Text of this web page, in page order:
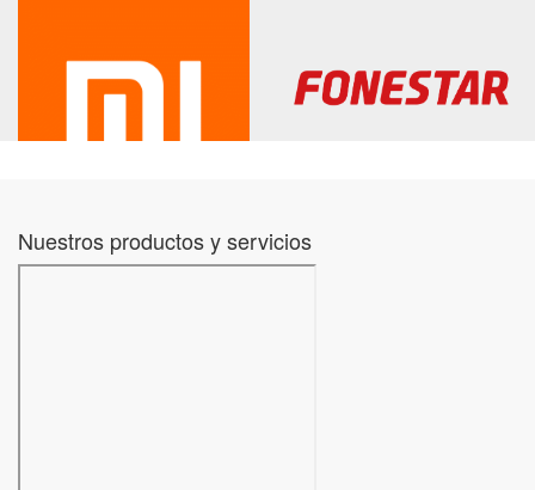
Nuestros productos y servicios